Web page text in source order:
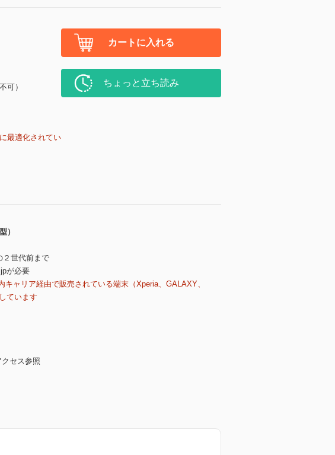
可）
最適化されてい
カートに入れる
ちょっと立ち読み
）
２世代前まで
が必要
ャリア経由で販売されている端末（Xperia、GALAXY、
ています
セス参照